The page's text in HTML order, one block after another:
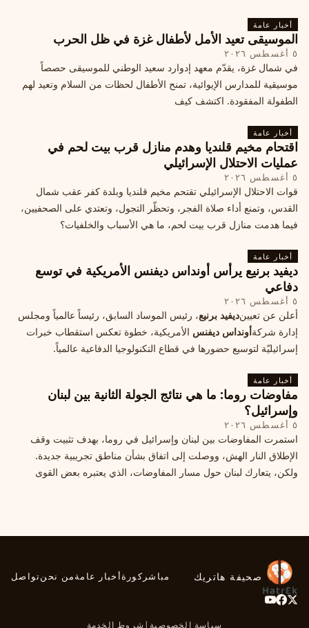
أخبار عامة
الموسيقى تعيد الأمل لأطفال غزة في ظل الحرب
٥ أغسطس ٢٠٢٦
في شمال غزة، يقدّم معهد إدوارد سعيد الوطني للموسيقى حصصاً
موسيقية للمدارس الإيوائية، تمنح الأطفال لحظات من السلام وتعيد لهم
الطفولة المفقودة. اكتشف كيف
أخبار عامة
اقتحام مخيم قلنديا وهدم منازل قرب بيت لحم في
عمليات الاحتلال الإسرائيلي
٥ أغسطس ٢٠٢٦
قوات الاحتلال الإسرائيلي تقتحم مخيم قلنديا وبلدة كفر عقب شمال
القدس، وتمنع أداء صلاة الفجر، وتحظّر التجول، وتعتدي على الصحفيين،
فيما هدمت منازل قرب بيت لحم، ما هي الأسباب والخلفيات؟
أخبار عامة
ديفيد برنيع يرأس أونداس ديفنس الأمريكية في توسع
دفاعي
٥ أغسطس ٢٠٢٦
أعلن عن تعيينديفيد برنيع، رئيس الموساد السابق، رئيساً عالمياً ومجلس
إدارة شركةأونداس ديفنس الأمريكية، خطوة تعكس استقطاب خبرات
إسرائيليّة لتوسيع حضورها في قطاع التكنولوجيا الدفاعية عالمياً.
أخبار عامة
مفاوضات روما: ما هي نتائج الجولة الثانية بين لبنان
وإسرائيل؟
٥ أغسطس ٢٠٢٦
استمرت المفاوضات بين لبنان وإسرائيل في روما، بهدف تثبيت وقف
الإطلاق النار الهش، ووصلت إلى اتفاق بشأن مناطق تجريبية جديدة.
ولكن، يتعارك لبنان حول مسار المفاوضات، الذي يعتبره بعض القوى
صحيفة هاتريك مباشر كورةأخبار عامةمن نحنتواصل
سياسة الخصوصية | شروط الخدمة